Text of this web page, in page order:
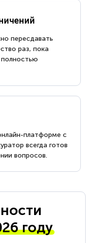
пересдавать
раз, пока
полностью
платформе с
всегда готов
вопросов.
году